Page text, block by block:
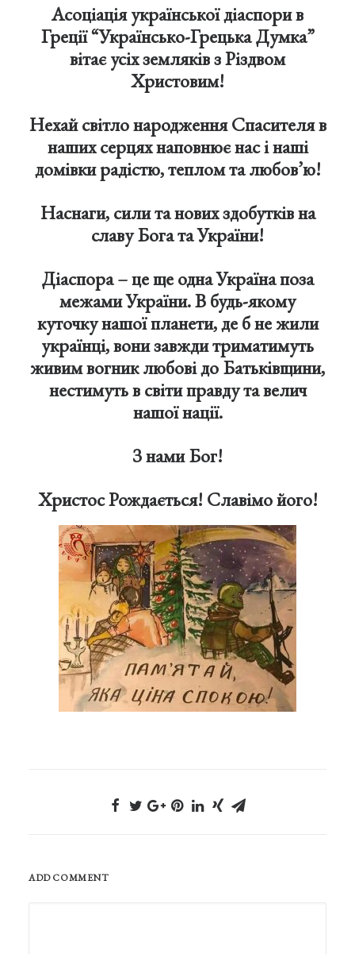
Асоціація української діаспори в
Греції “Українсько-Грецька Думка”
вітає усіх земляків з Різдвом
Христовим!
Нехай світло народження Спасителя в
наших серцях наповнює нас і наші
домівки радістю, теплом та любов’ю!
Наснаги, сили та нових здобутків на
славу Бога та України!
Діаспора – це ще одна Україна поза
межами України. В будь-якому
куточку нашої планети, де б не жили
українці, вони завжди триматимуть
живим вогник любові до Батьківщини,
нестимуть в світи правду та велич
нашої нації.
З нами Бог!
Христос Рождається! Славімо його!
ADD COMMENT